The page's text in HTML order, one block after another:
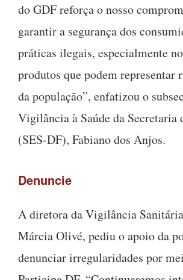
do GDF reforça o nosso
garantir a segurança dos
práticas ilegais, especialmente
produtos que podem representar
da população”, enfatizou o
Vigilância à Saúde da Secretaria
(SES-DF), Fabiano dos Anjos.
Denuncie
A diretora da Vigilância
Márcia Olivé, pediu o apoio da
denunciar irregularidades por